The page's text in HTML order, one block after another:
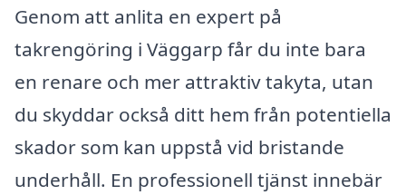
Genom att anlita en expert på
takrengöring i Väggarp får du inte bara
en renare och mer attraktiv takyta, utan
du skyddar också ditt hem från potentiella
skador som kan uppstå vid bristande
underhåll. En professionell tjänst innebär